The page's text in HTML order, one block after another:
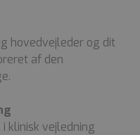
hovedvejleder og dit
af den
klinisk vejledning